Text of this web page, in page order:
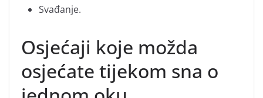
Svađanje.
Osjećaji koje možda
osjećate tijekom sna o